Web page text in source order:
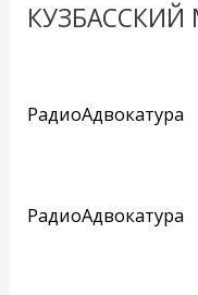
КУЗБАССКИЙ
РадиоАдвокатура
РадиоАдвокатура